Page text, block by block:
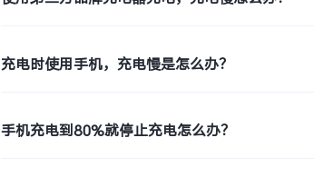
充电时使用手机，充电慢是怎么办？
手机充电到80%就停止充电怎么办？